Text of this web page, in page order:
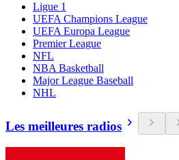
Ligue 1
UEFA Champions League
UEFA Europa League
Premier League
NFL
NBA Basketball
Major League Baseball
NHL
Les meilleures radios